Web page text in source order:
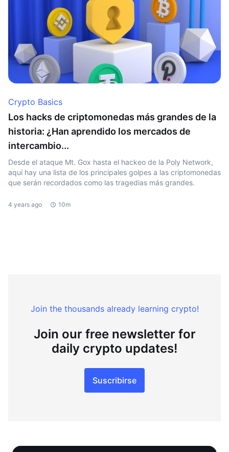
Crypto Basics
Los hacks de criptomonedas más grandes de la
historia: ¿Han aprendido los mercados de
intercambio...
Desde el ataque Mt. Gox hasta el hackeo de la Poly Network,
aquí hay una lista de los principales golpes a las criptomonedas
que serán recordados como las tragedias más grandes.
4 years ago 10m
Join the thousands already learning crypto!
Join our free newsletter for
daily crypto updates!
Suscribirse